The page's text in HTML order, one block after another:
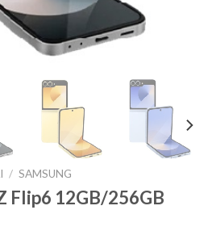
/ SAMSUNG
Flip6 12GB/256GB